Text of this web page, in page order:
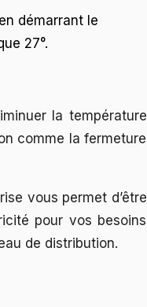
démarrant le
27°.
la température
comme la fermeture
vous permet d’être
pour vos besoins
de distribution.